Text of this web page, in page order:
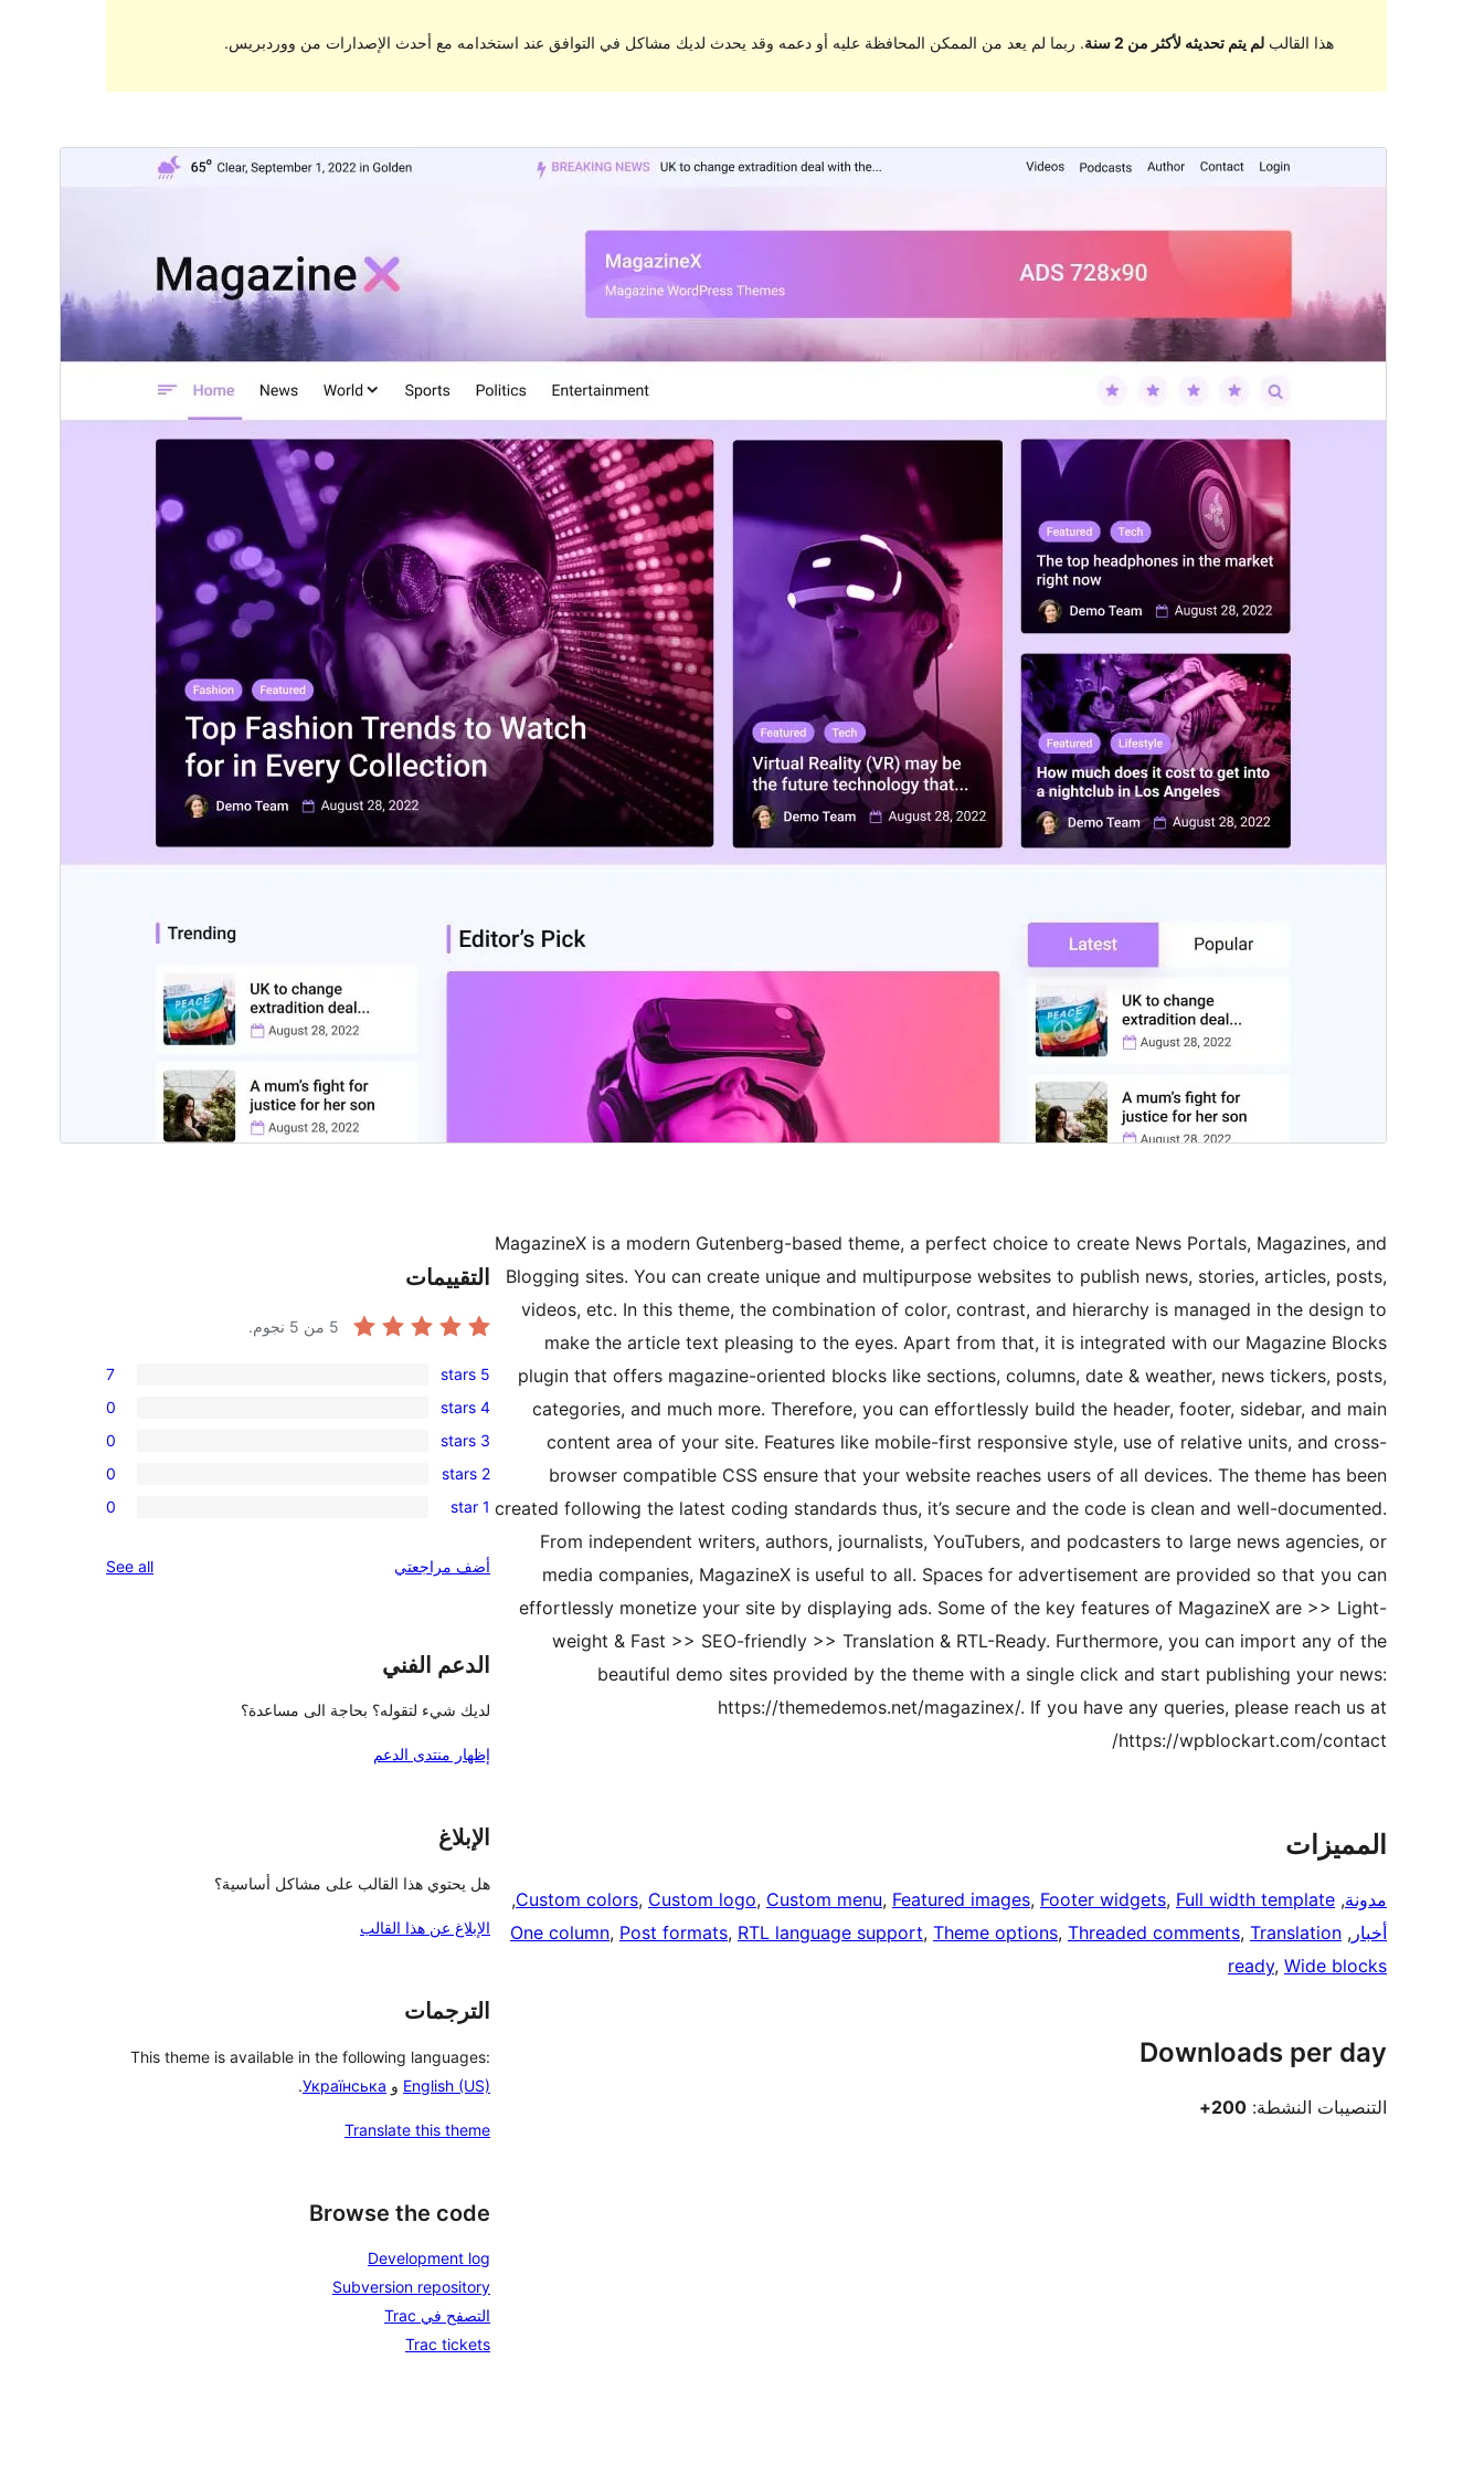
هذا القالبلم يتم تحديثه لأكثر من 2 سنة . ربما لم يعد من الممكن المحافظة عليه أو دعمه وقد يحدث لديك مشاكل في التوافق عند استخدامه مع أحدث الإصدارات من ووردبريس.
تنزيل
Active installations
WordPress version
5.3
5.6
MagazineX is a modern Gutenberg-based theme, a perfect choice to create News Portals, Magazines, and
Blogging sites. You can create unique and multipurpose websites to publish news, stories, articles, posts,
videos, etc. In this theme, the combination of color, contrast, and hierarchy is managed in the design to
make the article text pleasing to the eyes. Apart from that, it is integrated with our Magazine Blocks
plugin that offers magazine-oriented blocks like sections, columns, date & weather, news tickers, posts,
categories, and much more. Therefore, you can effortlessly build the header, footer, sidebar, and main
content area of your site. Features like mobile-first responsive style, use of relative units, and cross-
browser compatible CSS ensure that your website reaches users of all devices. The theme has been
created following the latest coding standards thus, it’s secure and the code is clean and well-documented.
From independent writers, authors, journalists, YouTubers, and podcasters to large news agencies, or
media companies, MagazineX is useful to all. Spaces for advertisement are provided so that you can
effortlessly monetize your site by displaying ads. Some of the key features of MagazineX are >> Light-
weight & Fast >> SEO-friendly >> Translation & RTL-Ready. Furthermore, you can import any of the
beautiful demo sites provided by the theme with a single click and start publishing your news:
https://themedemos.net/magazinex/. If you have any queries, please reach us at
https://wpblockart.com/contact/
المميزات
مدونة,
Custom colors, Custom logo, Custom menu, Featured images, Footer widgets, Full width template
,
أخبار ,
One column, Post formats, RTL language support, Theme options, Threaded comments, Translation
ready, Wide blocks
Downloads per day
التنصيبات النشطة: 200+
التقييمات
5 من 5 نجوم.
7
5-
star
reviews
5 stars
7
0
4-
star
reviews
4 stars
0
0
3-
star
3 stars
0
0
reviews
2 stars
0
0
star
1 star
0
أضف مراجعتي See all
الدعم الفني
لديك شيء لتقوله؟ بحاجة الى مساعدة؟
إظهار منتدى الدعم
الإبلاغ
هل يحتوي هذا القالب على مشاكل أساسية؟
الإبلاغ عن هذا القالب
الترجمات
This theme is available in the following languages:
English (US) و Українська
.
Translate this theme
Browse the code
Development log
Subversion repository
التصفح في Trac
Trac tickets